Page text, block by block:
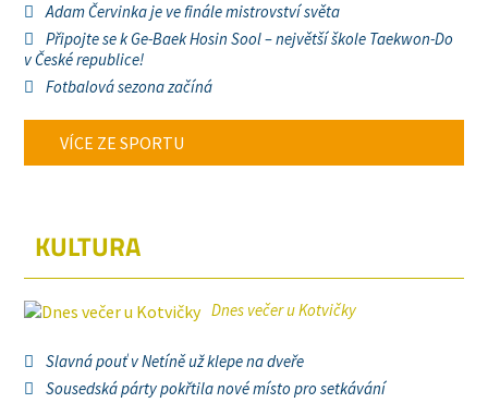
Adam Červinka je ve finále mistrovství světa
Připojte se k Ge-Baek Hosin Sool – největší škole Taekwon-Do
v České republice!
Fotbalová sezona začíná
VÍCE ZE SPORTU
KULTURA
Dnes večer u Kotvičky
Slavná pouť v Netíně už klepe na dveře
Sousedská párty pokřtila nové místo pro setkávání